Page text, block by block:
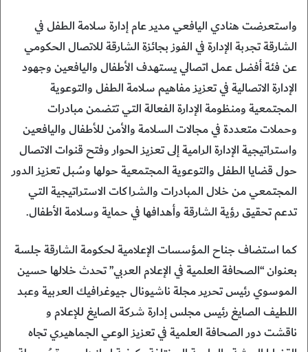
واستعرضت هنادي اليافعي مدير عام إدارة سلامة الطفل في
الشارقة تجربة الإدارة في الفوز بجائزة الشارقة للاتصال الحكومي
عن فئة أفضل عمل اتصالي يستهدف الأطفال واليافعين وجهود
الإدارة الاتصالية في تعزيز مفاهيم سلامة الطفل والتوعوية
المجتمعية ومنظومة الإدارة الفعالة التي تتضمن مبادرات
وحملات متعددة في مجالات السلامة والأمن للأطفال واليافعين
واستراتيجية الإدارة الرامية إلى تعزيز الحوار وفتح قنوات الاتصال
حول قضايا الطفل والتوعوية المجتمعية حولها وسُبل تعزيز الدور
المجتمعي من خلال المبادرات والشراكات الاستراتيجية التي
تدعم تحقيق رؤية الشارقة وأهدافها في حماية وسلامة الأطفال.
كما استضاف جناح المؤسسات الإعلامية لحكومة الشارقة جلسة
بعنوان “الصحافة العلمية في الإعلام العربي” تحدث خلالها حسين
الموسوي رئيس تحرير مجلة ناشيونال جيوغرافيك العربية وعبد
اللطيف الصايغ رئيس مجلس إدارة شركة الصايغ للإعلام و
ناقشت دور الصحافة العلمية في تعزيز الوعي الجماهيري تجاه